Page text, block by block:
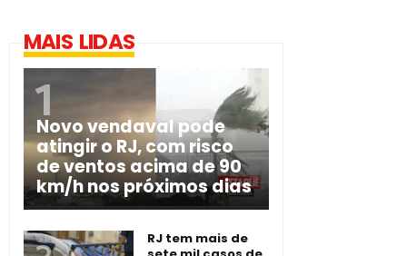
MAIS LIDAS
Novo vendaval pode
atingir o RJ, com risco
de ventos acima de 90
km/h nos próximos dias
RJ tem mais de